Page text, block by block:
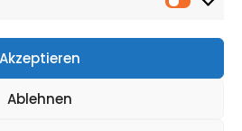
Akzeptieren
Ablehnen